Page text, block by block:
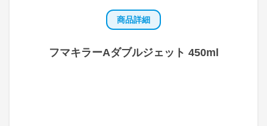
商品詳細
フマキラーAダブルジェット 450ml